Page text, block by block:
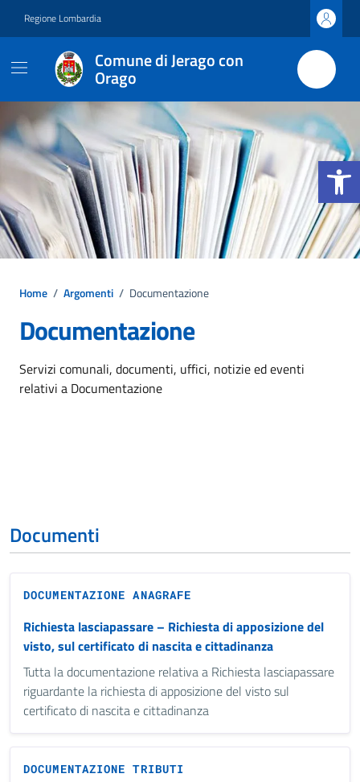
Apri la
Regione Lombardia
Comune di Jerago con
Orago
Home / Argomenti / Documentazione
Documentazione
Dettagli dell'argomento
Servizi comunali, documenti, uffici, notizie ed eventi
relativi a Documentazione
Documenti
DOCUMENTAZIONE ANAGRAFE
Richiesta lasciapassare – Richiesta di apposizione del
visto, sul certificato di nascita e cittadinanza
Tutta la documentazione relativa a Richiesta lasciapassare
riguardante la richiesta di apposizione del visto sul
certificato di nascita e cittadinanza
DOCUMENTAZIONE TRIBUTI